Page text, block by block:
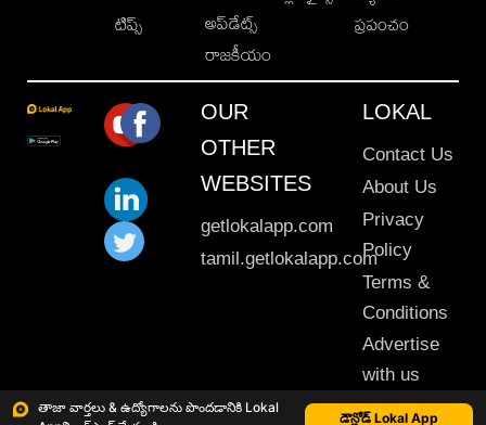
తాజా వార్తలు & ఉద్యోగాలను పొందడానికి Lokal
డౌన్లోడ్ Lokal App
టిప్స్
అప్‌డేట్స్
రాజకీయం
ప్రపంచం
OUR
OTHER
WEBSITES
getlokalapp.com
tamil.getlokalapp.com
LOKAL
Contact Us
About Us
Privacy
Policy
Terms &
Conditions
Advertise
with us
Sitemap